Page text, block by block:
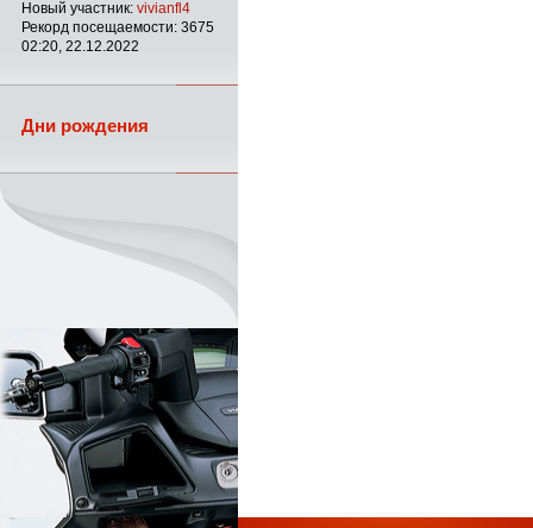
Новый участник: vivianfl4
Рекорд посещаемости: 3675
02:20, 22.12.2022
Дни рождения